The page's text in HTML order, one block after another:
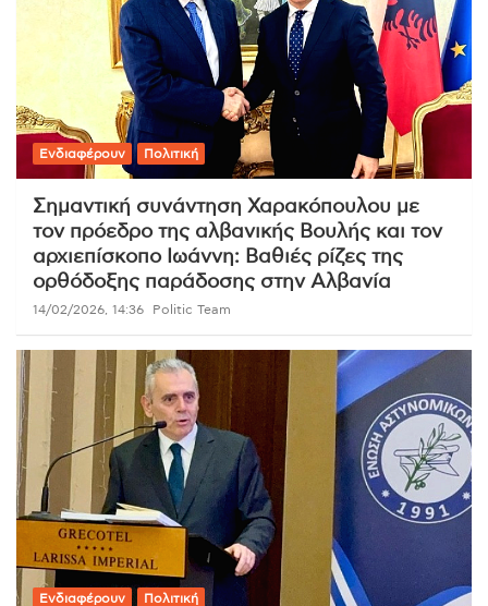
Ενδιαφέρουν Πολιτική
Σημαντική συνάντηση Χαρακόπουλου με
τον πρόεδρο της αλβανικής Βουλής και τον
αρχιεπίσκοπο Ιωάννη: Βαθιές ρίζες της
ορθόδοξης παράδοσης στην Αλβανία
14/02/2026, 14:36 Politic Team
Ενδιαφέρουν Πολιτική